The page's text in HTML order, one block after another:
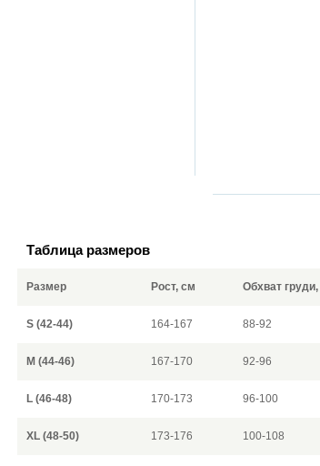
Таблица размеров
Размер Рост, см Обхват
S (42-44) 164-167 88-92
M (44-46) 167-170 92-96
L (46-48) 170-173 96-100
XL (48-50) 173-176 100-108